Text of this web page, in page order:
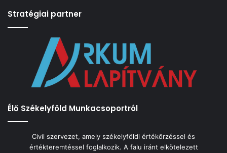
Stratégiai partner
Élő Székelyföld Munkacsoportról
Civil szervezet, amely székelyföldi értékőrzéssel és
értékteremtéssel foglalkozik. A falu iránt elkötelezett